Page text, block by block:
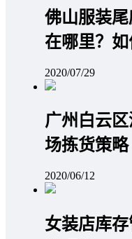
佛山服装
在哪里？
2020/07/29
广州白云
场拣货策略
2020/06/12
女装店库